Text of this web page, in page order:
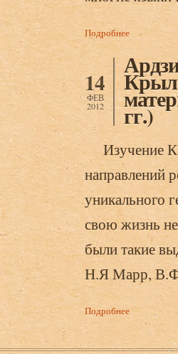
Подробнее о
14
ФЕВ
2012 гг.)
Изучение
направлений
уникального
свою жизнь
были такие
Н.Я Марр,
Подробнее о
полевых